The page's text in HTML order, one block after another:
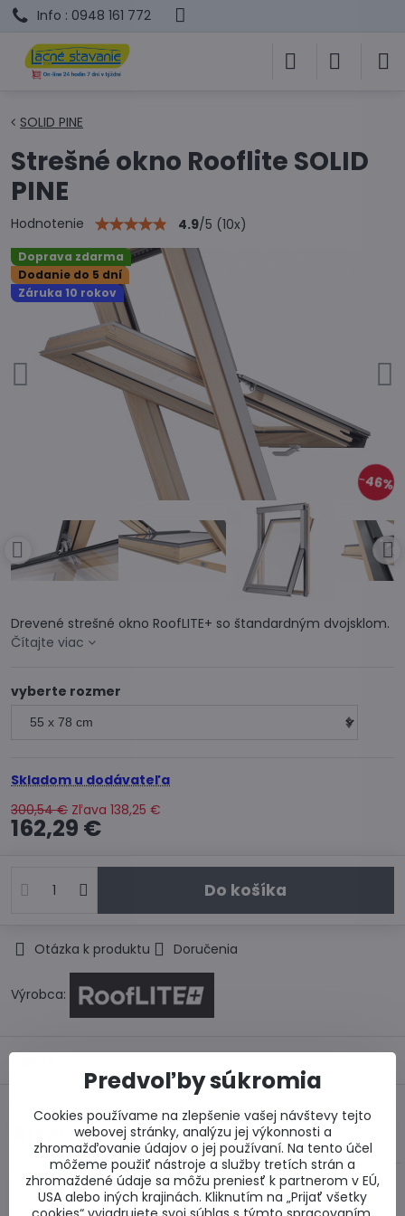
Info : 0948 161 772
Doprava zdarma
Dodanie do 5 dní
Záruka 10 rokov
46%
SOLID PINE
Strešné okno Rooflite SOLID
PINE
Hodnotenie 4.9/5 (10x)
Drevené strešné okno RoofLITE+ so štandardným dvojsklom.
Čítajte viac
vyberte rozmer
Skladom u dodávateľa
300,54 € Zľava 138,25 €
162,29 €
Do košíka
Otázka k produktu Doručenia
Výrobca:
Popis
Alternatívne produkty
Predvoľby súkromia
Cookies používame na zlepšenie vašej návštevy tejto
webovej stránky, analýzu jej výkonnosti a
zhromažďovanie údajov o jej používaní. Na tento účel
môžeme použiť nástroje a služby tretích strán a
zhromaždené údaje sa môžu preniesť k partnerom v EÚ,
USA alebo iných krajinách. Kliknutím na „Prijať všetky